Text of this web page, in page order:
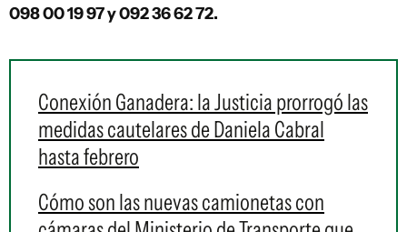
098 00 19 97 y 092 36 62 72.
Conexión Ganadera: la Justicia prorrogó las
medidas cautelares de Daniela Cabral
hasta febrero
Cómo son las nuevas camionetas con